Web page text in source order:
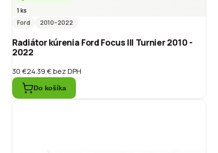
1 ks
Ford
2010–2022
Radiátor kúrenia Ford Focus III Turnier 2010 -
2022
30 €24.39 €bez DPH
Do košíka